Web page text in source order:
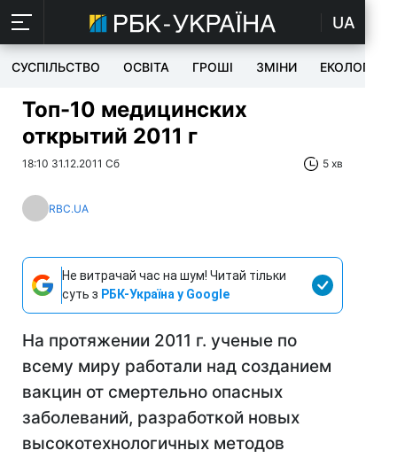
UA
СУСПІЛЬСТВО ОСВІТА ГРОШІ ЗМІНИ ЕКОЛОГІЯ
Топ-10 медицинских
открытий 2011 г
18:10 31.12.2011 Сб 5 хв
RBC.UA
Не витрачай час на шум! Читай тільки
суть з РБК-Україна у Google
На протяжении 2011 г. ученые по
всему миру работали над созданием
вакцин от смертельно опасных
заболеваний, разработкой новых
высокотехнологичных методов